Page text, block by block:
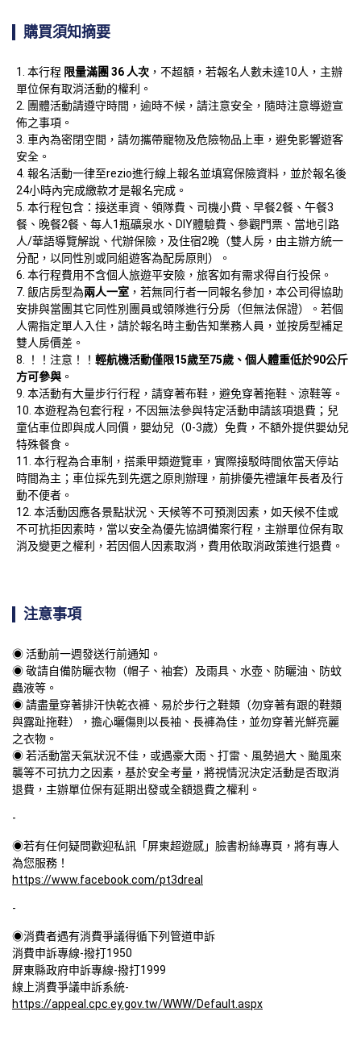
購買須知摘要
本行程 限量滿團 36 人次，不超額，若報名人數未達10人，主辦
單位保有取消活動的權利。
團體活動請遵守時間，逾時不候，請注意安全，隨時注意導遊宣
佈之事項。
車內為密閉空間，請勿攜帶寵物及危險物品上車，避免影響遊客
安全。
報名活動一律至rezio進行線上報名並填寫保險資料，並於報名後
24小時內完成繳款才是報名完成。
本行程包含：接送車資、領隊費、司機小費、早餐2餐、午餐3
餐、晚餐2餐、每人1瓶礦泉水、DIY體驗費、參觀門票、當地引路
人/華語導覽解說、代辦保險，及住宿2晚（雙人房，由主辦方統一
分配，以同性別或同組遊客為配房原則）。
本行程費用不含個人旅遊平安險，旅客如有需求得自行投保。
飯店房型為兩人一室，若無同行者一同報名參加，本公司得協助
安排與當團其它同性別團員或領隊進行分房（但無法保證）。若個
人需指定單人入住，請於報名時主動告知業務人員，並按房型補足
雙人房價差。
！！注意！！ 輕航機活動僅限15歲至75歲、個人體重低於90公斤
方可參與。
本活動有大量步行行程，請穿著布鞋，避免穿著拖鞋、涼鞋等。
本遊程為包套行程，不因無法參與特定活動申請該項退費；兒
童佔車位即與成人同價，嬰幼兒（0-3歲）免費，不額外提供嬰幼兒
特殊餐食。
本行程為合車制，搭乘甲類遊覽車，實際接駁時間依當天停站
時間為主；車位採先到先選之原則辦理，前排優先禮讓年長者及行
動不便者。
本活動因應各景點狀況、天候等不可預測因素，如天候不佳或
不可抗拒因素時，當以安全為優先協調備案行程，主辦單位保有取
消及變更之權利，若因個人因素取消，費用依取消政策進行退費。
注意事項
◉ 活動前一週發送行前通知。
◉ 敬請自備防曬衣物（帽子、袖套）及雨具、水壺、防曬油、防蚊
蟲液等。
◉ 請盡量穿著排汗快乾衣褲、易於步行之鞋類（勿穿著有跟的鞋類
與露趾拖鞋），擔心曬傷則以長袖、長褲為佳，並勿穿著光鮮亮麗
之衣物。
◉ 若活動當天氣狀況不佳，或遇豪大雨、打雷、風勢過大、颱風來
襲等不可抗力之因素，基於安全考量，將視情況決定活動是否取消
退費，主辦單位保有延期出發或全額退費之權利。
-
◉若有任何疑問歡迎私訊「屏東超遊感」臉書粉絲專頁，將有專人
https://www.facebook.com/pt3dreal
-
◉消費者遇有消費爭議得循下列管道申訴
消費申訴專線-撥打1950
屏東縣政府申訴專線-撥打1999
線上消費爭議申訴系統-
https://appeal.cpc.ey.gov.tw/WWW/Default.aspx